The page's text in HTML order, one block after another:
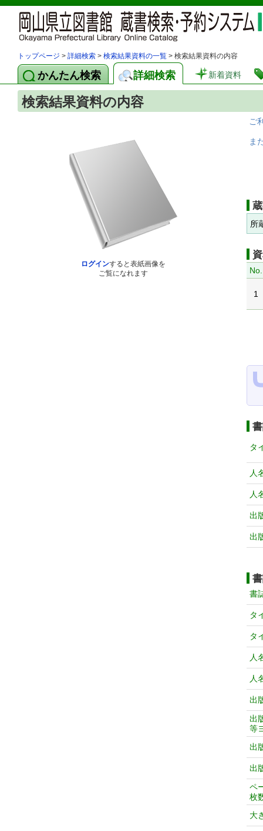
トップページ > 詳細検索 > 検索結果資料の一覧 > 検索結果資料の内容
かんたん検索 詳細検索 新着資料
検索結果資料の内容
ログインすると表紙画像を
ご覧になれます
ご
ま
所
No.
1
タ
人
人
出
出
書
タ
タ
人
人
出
出
等
出
出
ペ
枚
大